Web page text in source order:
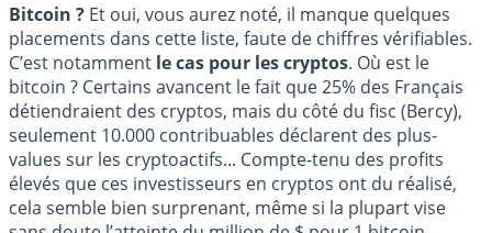
Bitcoin ? Et oui, vous aurez noté, il manque quelques
placements dans cette liste, faute de chiffres vérifiables.
C’est notamment le cas pour les cryptos. Où est le
bitcoin ? Certains avancent le fait que 25% des Français
détiendraient des cryptos, mais du côté du fisc (Bercy),
seulement 10.000 contribuables déclarent des plus-
values sur les cryptoactifs... Compte-tenu des profits
élevés que ces investisseurs en cryptos ont du réalisé,
cela semble bien surprenant, même si la plupart vise